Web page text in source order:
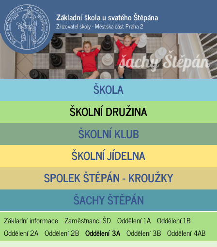
Základní škola u svatého Štěpána
Zřizovatel školy - Městská část Praha 2
ŠKOLA
ŠKOLNÍ DRUŽINA
ŠKOLNÍ KLUB
ŠKOLNÍ JÍDELNA
SPOLEK ŠTĚPÁN - KROUŽKY
ŠACHY ŠTĚPÁN
Základní informace Zaměstnanci ŠD Oddělení 1A Oddělení 1B
Oddělení 2A Oddělení 2B Oddělení 3A Oddělení 3B Oddělení 4AB